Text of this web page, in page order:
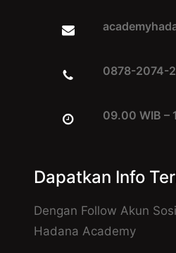
0878-2074-
09.00 WIB –
Dapatkan Info
Dengan Follow Akun
Hadana Academy